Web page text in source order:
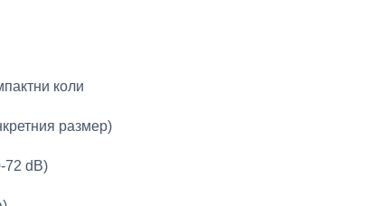
коли
размер)
72 dB)